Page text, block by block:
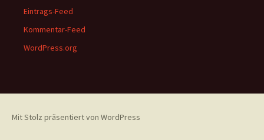
Eintrags-Feed
Kommentar-Feed
WordPress.org
Mit Stolz präsentiert von WordPress